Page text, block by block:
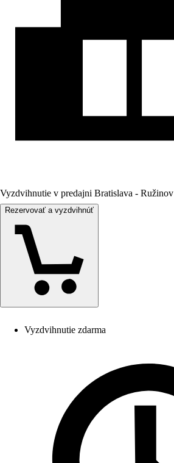
Vyzdvihnutie v predajni Bratislava - Ružinov
Rezervovať a vyzdvihnúť
Vyzdvihnutie zdarma